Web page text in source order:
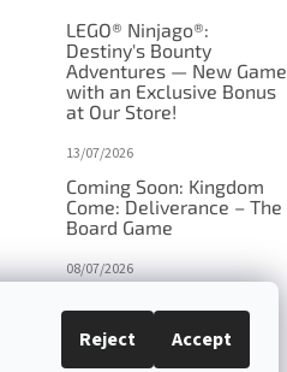
Reject Accept
LEGO® Ninjago®:
Destiny's Bounty
Adventures — New Game
with an Exclusive Bonus
at Our Store!
13/07/2026
Coming Soon: Kingdom
Come: Deliverance – The
Board Game
08/07/2026
in disguise?
27/10/2025